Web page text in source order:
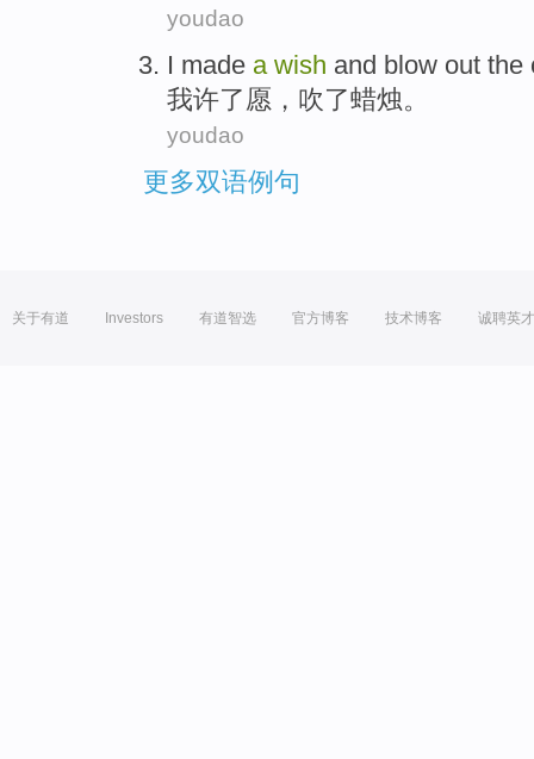
youdao
I made a wish and blow out the
我许了愿 ， 吹了蜡烛。
youdao
更多双语例句
关于有道 Investors 有道智选 官方博客 技术博客 诚聘英才